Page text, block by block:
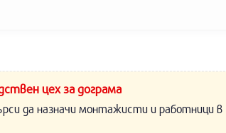
цех за дограма
да назначи монтажисти и работници в